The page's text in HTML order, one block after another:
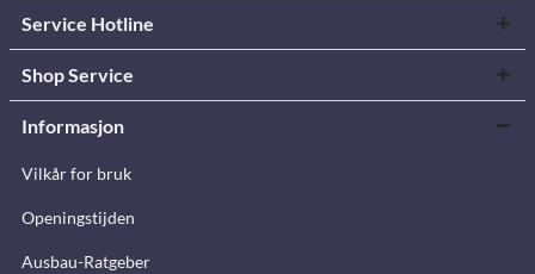
Service Hotline
Shop Service
Informasjon
Vilkår for bruk
Openingstijden
Ausbau-Ratgeber